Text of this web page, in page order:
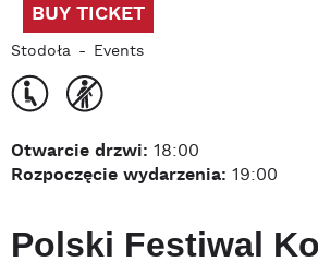
BUY TICKET
Stodoła Events
Otwarcie drzwi: 18:00
Rozpoczęcie wydarzenia: 19:00
Polski Festiwal